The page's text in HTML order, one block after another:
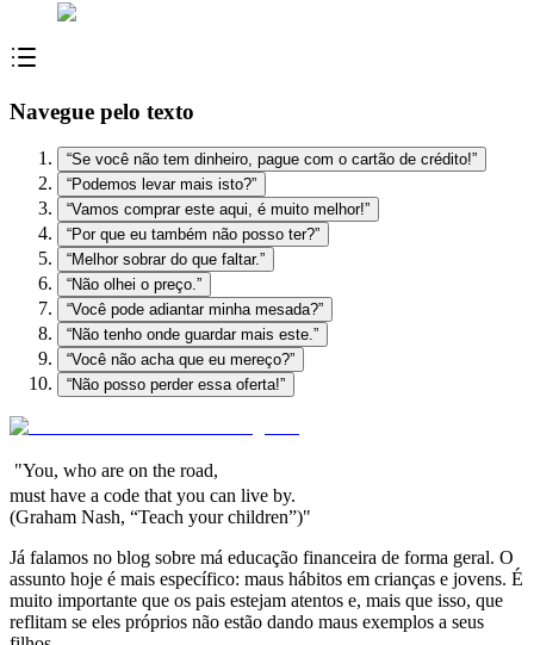
Navegue pelo texto
“Se você não tem dinheiro, pague com o cartão de crédito!”
“Podemos levar mais isto?”
“Vamos comprar este aqui, é muito melhor!”
“Por que eu também não posso ter?”
“Melhor sobrar do que faltar.”
“Não olhei o preço.”
“Você pode adiantar minha mesada?”
“Não tenho onde guardar mais este.”
“Você não acha que eu mereço?”
“Não posso perder essa oferta!”
"You, who are on the road,
must have a code that you can live by.
(Graham Nash, “Teach your children”)"
Já falamos no blog sobre má educação financeira de forma geral. O
assunto hoje é mais específico: maus hábitos em crianças e jovens. É
muito importante que os pais estejam atentos e, mais que isso, que
reflitam se eles próprios não estão dando maus exemplos a seus